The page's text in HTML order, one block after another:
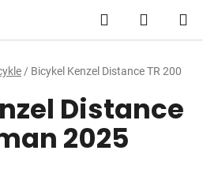
Hľadať
KOŠÍK
/ Bicykel Kenzel Distance TR 200
Distance
2025